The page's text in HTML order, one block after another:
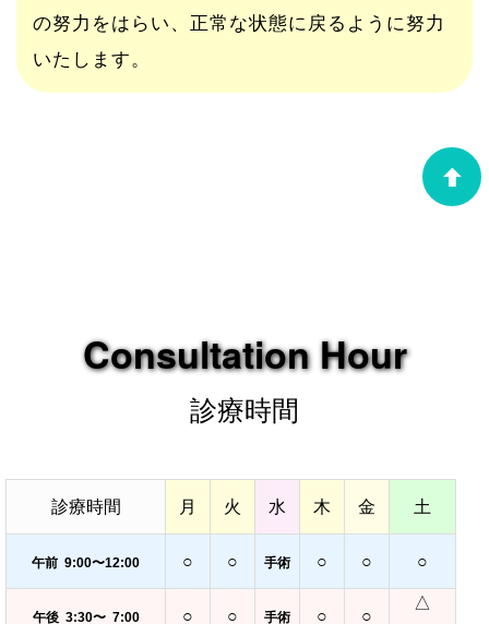
の努力をはらい、正常な状態に戻るように努力
いたします。
Consultation Hour
診療時間
診療時間 月 火 水 木 金 土
午前 9:00〜12:00 ○ ○ 手術 ○ ○ ○
午後 3:30〜 7:00 ○ ○ 手術 ○ ○
△